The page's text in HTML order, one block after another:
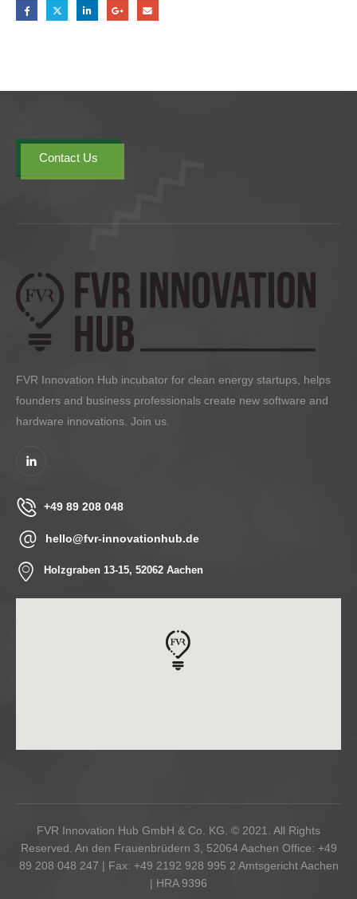
Contact Us
FVR Innovation Hub incubator for clean energy startups, helps
founders and business professionals create new software and
hardware innovations. Join us.
+49 89 208 048
hello@fvr-innovationhub.de
Holzgraben 13-15, 52062 Aachen
FVR Innovation Hub GmbH & Co. KG. © 2021. All Rights
Reserved. An den Frauenbrüdern 3, 52064 Aachen Office: +49
89 208 048 247 | Fax: +49 2192 928 995 2 Amtsgericht Aachen
| HRA 9396